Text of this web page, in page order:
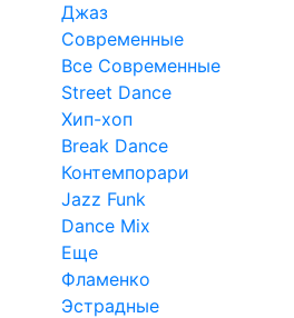
Джаз
Современные
Все Современные
Street Dance
Хип-хоп
Break Dance
Контемпорари
Jazz Funk
Dance Mix
Еще
Фламенко
Эстрадные